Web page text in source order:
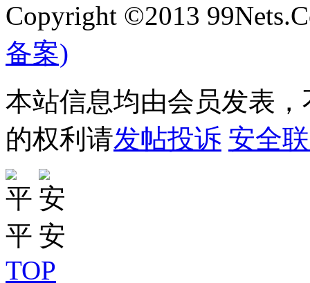
Copyright ©2013
备案)
本站信息均由会员发表
的权利请发帖投诉 安全
TOP